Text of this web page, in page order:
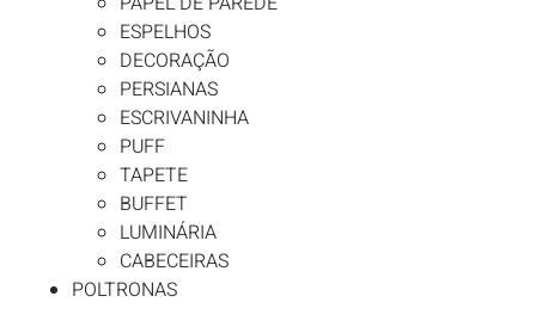
ESPELHOS
DECORAÇÃO
PERSIANAS
ESCRIVANINHA
PUFF
TAPETE
BUFFET
LUMINÁRIA
CABECEIRAS
POLTRONAS